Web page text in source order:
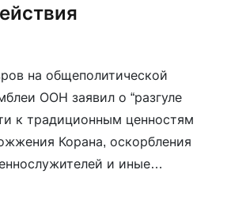
на общеполитической
ООН заявил о “разгуле
к традиционным ценностям
Корана, оскорбления
и иные